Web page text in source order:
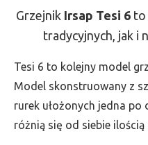
wys.
1800,
szer.
495,
Grzejnik Irsap Tesi 6to
tradycyjnych, jak i
Tesi 6 to kolejny model
Model skonstruowany z
rurek ułożonych jedna po
różnią się od siebie ilością